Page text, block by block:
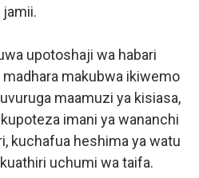
jamii.
upotoshaji wa habari
makubwa ikiwemo
maamuzi ya kisiasa,
imani ya wananchi
kuchafua heshima ya watu
uchumi wa taifa.